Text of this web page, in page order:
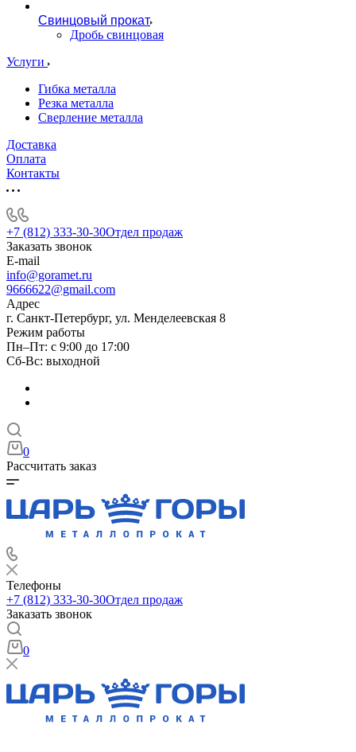
Свинцовый прокат
Дробь свинцовая
Услуги
Гибка металла
Резка металла
Сверление металла
Доставка
Оплата
Контакты
+7 (812) 333-30-30Отдел продаж
Заказать звонок
E-mail
info@goramet.ru
9666622@gmail.com
Адрес
г. Санкт-Петербург, ул. Менделеевская 8
Режим работы
Пн–Пт: с 9:00 до 17:00
Сб-Вс: выходной
0
Рассчитать заказ
Телефоны
+7 (812) 333-30-30Отдел продаж
Заказать звонок
0